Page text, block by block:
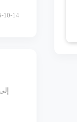
10-14